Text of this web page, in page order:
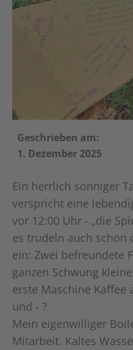
Geschrieben am:
1. Dezember 2025
Ein herrlich sonniger
verspricht eine
vor 12:00 Uhr - „die
es trudeln auch schon
ein: Zwei befreundete
ganzen Schwung
erste Maschine Kaffee
und - ?
Mein eigenwilliger
Mitarbeit. Kaltes